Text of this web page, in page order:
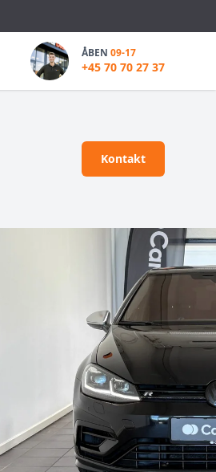
ÅBEN 09-17
+45 70 70 27 37
Kontakt